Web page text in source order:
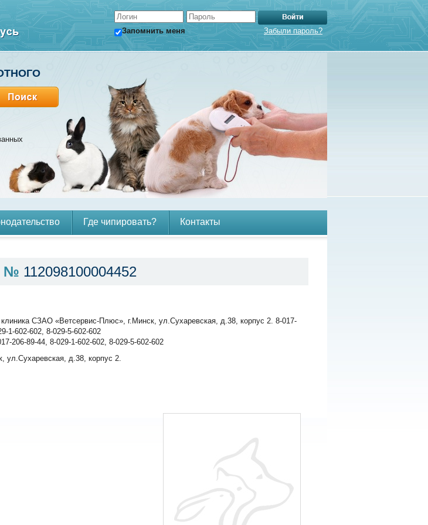
Запомнить меня Забыли пароль?
Где чипировать? Контакты
№ 112098100004452
клиника СЗАО «Ветсервис-Плюс», г.Минск, ул.Сухаревская, д.38, корпус 2. 8-017-
1-602-602, 8-029-5-602-602
206-89-44, 8-029-1-602-602, 8-029-5-602-602
ул.Сухаревская, д.38, корпус 2.